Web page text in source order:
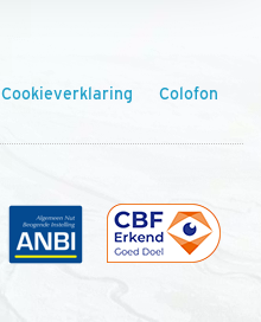
Cookieverklaring Colofon